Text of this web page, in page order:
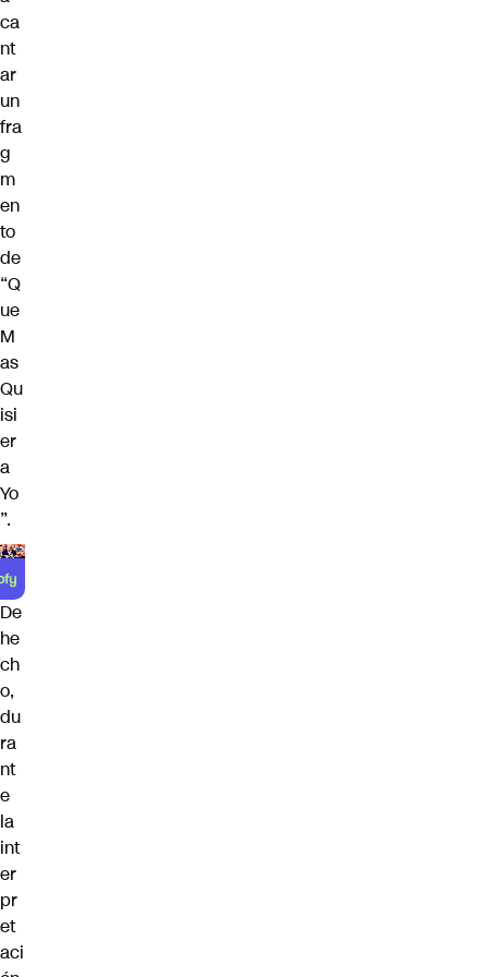
ca
nt
ar
un
fra
g
m
en
to
de
“Q
ue
M
as
Qu
isi
er
a
Yo
”.
De
he
ch
o,
du
ra
nt
e
la
int
er
pr
et
aci